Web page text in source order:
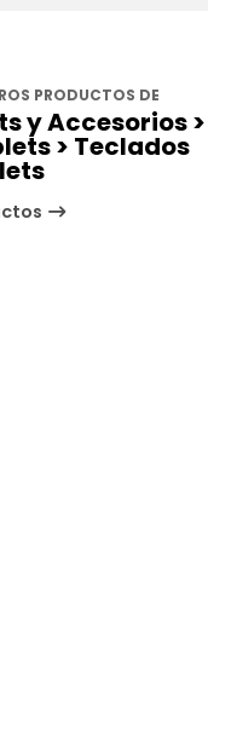
PRODUCTOS DE
y Accesorios >
> Teclados